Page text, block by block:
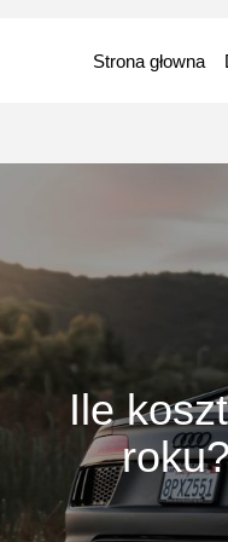
Strona głowna
Ile